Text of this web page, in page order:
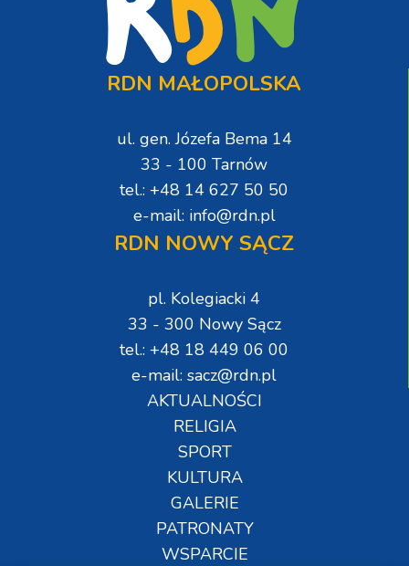
RDN MAŁOPOLSKA
ul. gen. Józefa Bema 14
33 - 100 Tarnów
tel.: +48 14 627 50 50
e-mail: info@rdn.pl
RDN NOWY SĄCZ
pl. Kolegiacki 4
33 - 300 Nowy Sącz
tel.: +48 18 449 06 00
e-mail: sacz@rdn.pl
AKTUALNOŚCI
RELIGIA
SPORT
KULTURA
GALERIE
PATRONATY
WSPARCIE